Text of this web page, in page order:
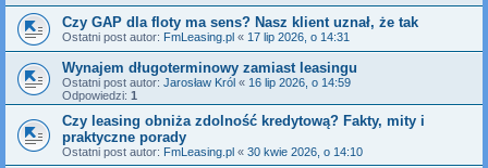
Czy GAP dla floty ma sens? Nasz klient uznał, że tak
Ostatni post autor: FmLeasing.pl « 17 lip 2026, o 14:31
Wynajem długoterminowy zamiast leasingu
Ostatni post autor: Jarosław Król « 16 lip 2026, o 14:59
Odpowiedzi: 1
Czy leasing obniża zdolność kredytową? Fakty, mity i
praktyczne porady
Ostatni post autor: FmLeasing.pl « 30 kwie 2026, o 14:10